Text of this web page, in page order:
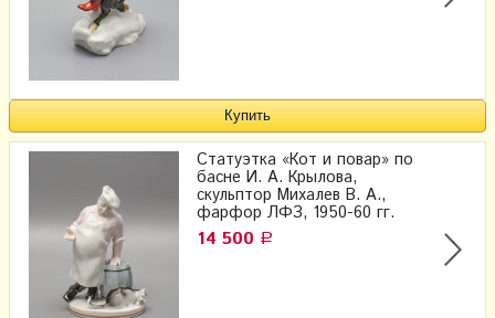
Статуэтка «Кот и повар» по
басне И. А. Крылова,
скульптор Михалев В. А.,
фарфор ЛФЗ, 1950-60 гг.
14 500 Р